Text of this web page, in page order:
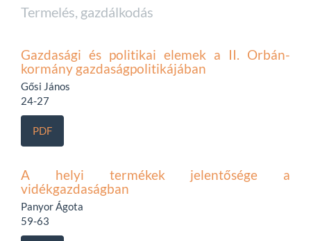
Termelés, gazdálkodás
Gazdasági és politikai elemek a II. Orbán-
kormány gazdaságpolitikájában
Gősi János
24-27
PDF
A helyi termékek jelentősége a
vidékgazdaságban
Panyor Ágota
59-63